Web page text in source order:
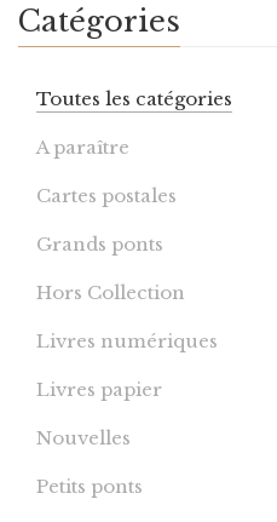
Catégories
Toutes les catégories
A paraître
Cartes postales
Grands ponts
Hors Collection
Livres numériques
Livres papier
Nouvelles
Petits ponts